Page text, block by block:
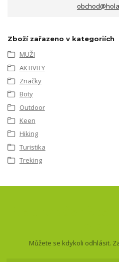
Zboží zařazeno v kategoriích
MUŽI
AKTIVITY
Značky
Boty
Outdoor
Keen
Hiking
Turistika
Treking
Můžete se kdykoli odhlásit.